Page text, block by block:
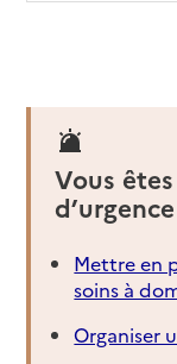
Vous
Mettre en
soins à
Organiser